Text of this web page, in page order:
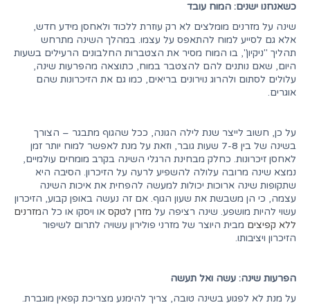
כשאנחנו ישנים: המוח עובד
שינה על מזרנים מומלצים לא רק עוזרת ללכוד ולאחסן מידע חדש,
אלא גם לסייע למוח להתאפס על עצמו. במהלך השינה מתרחש
תהליך "ניקיון", בו המוח מסיר את הצטברות החלבונים הרעילים בשעות
היום, שאם נותנים להם להצטבר במוח, כתוצאה מהפרעות שינה,
עלולים לסתום ולהרוג נוירונים בריאים, כמו גם את הזיכרונות שהם
אוגרים.
על כן, חשוב לייצר שנת לילה הגונה, ככל שהגוף מתבגר – הצורך
בשינה של בין 7-8 שעות גובר, וזאת על מנת לאפשר למוח יותר זמן
לאחסן זיכרונות. כחלק מבחינת הרגלי השינה בקרב מומחים עולמיים,
נמצא שינה מרובה עלולה להשפיע לרעה על הזיכרון. הסיבה היא
שתקופות שינה ארוכות יכולות למעשה להפחית את איכות השינה
עצמה, כי הן משבשת את שעון הגוף. אם זה נעשה באופן קבוע, הזיכרון
עשוי להיות מושפע. שינה רציפה על מזרן לטקס או ויסקו או כל המזרנים
ללא קפיצים מבית היוצר של מזרני פולירון עשויה לתרום לשיפור
הזיכרון ויציבותו.
הפרעות שינה: עשה ואל תעשה
על מנת לא לפגוע בשינה טובה, צריך להימנע מצריכת קפאין מוגברת.